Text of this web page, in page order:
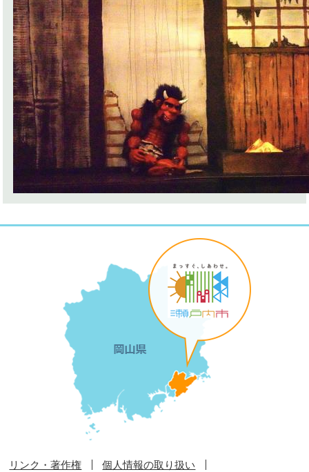
リンク・著作権
個人情報の取り扱い